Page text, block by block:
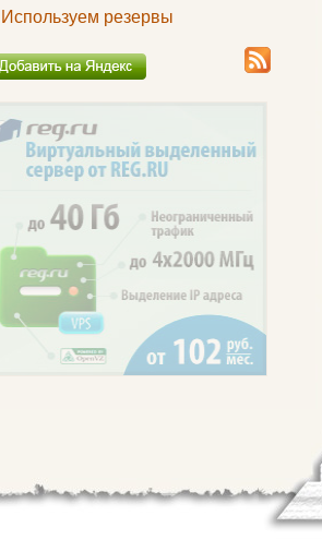
Используем резервы